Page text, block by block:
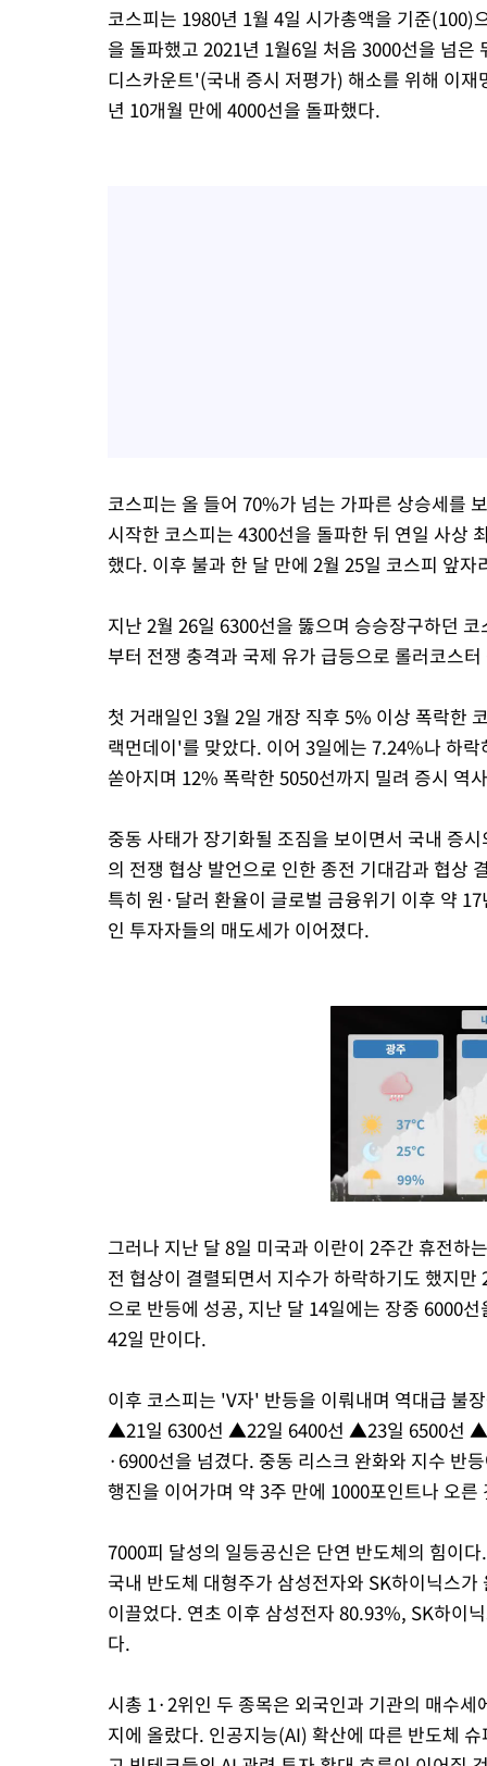
코스피는 1980년 1월 4일 시가총액을 기준(100)
을 돌파했고 2021년 1월6일 처음 3000선을 넘
디스카운트'(국내 증시 저평가) 해소를 위해 이
년 10개월 만에 4000선을 돌파했다.
코스피는 올 들어 70%가 넘는 가파른 상승세를
시작한 코스피는 4300선을 돌파한 뒤 연일 사상
했다. 이후 불과 한 달 만에 2월 25일 코스피 앞
지난 2월 26일 6300선을 뚫으며 승승장구하던
부터 전쟁 충격과 국제 유가 급등으로 롤러코스
첫 거래일인 3월 2일 개장 직후 5% 이상 폭락한
랙먼데이'를 맞았다. 이어 3일에는 7.24%나 하
쏟아지며 12% 폭락한 5050선까지 밀려 증시 역
중동 사태가 장기화될 조짐을 보이면서 국내 증
의 전쟁 협상 발언으로 인한 종전 기대감과 협상
특히 원·달러 환율이 글로벌 금융위기 이후 약
인 투자자들의 매도세가 이어졌다.
그러나 지난 달 8일 미국과 이란이 2주간 휴전하
전 협상이 결렬되면서 지수가 하락하기도 했지
으로 반등에 성공, 지난 달 14일에는 장중 6000
42일 만이다.
이후 코스피는 'V자' 반등을 이뤄내며 역대급
▲21일 6300선 ▲22일 6400선 ▲23일 6500선
·6900선을 넘겼다. 중동 리스크 완화와 지수 반
행진을 이어가며 약 3주 만에 1000포인트나 오른
7000피 달성의 일등공신은 단연 반도체의 힘이
국내 반도체 대형주가 삼성전자와 SK하이닉스
이끌었다. 연초 이후 삼성전자 80.93%, SK하이
다.
시총 1·2위인 두 종목은 외국인과 기관의 매수
지에 올랐다. 인공지능(AI) 확산에 따른 반도체